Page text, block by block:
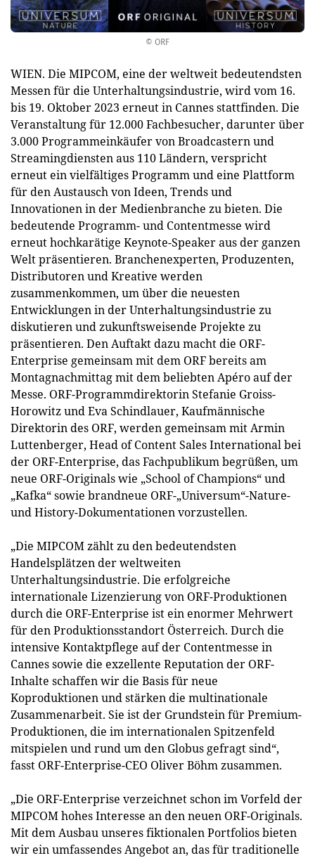
© ORF
WIEN. Die MIPCOM, eine der weltweit bedeutendsten
Messen für die Unterhaltungsindustrie, wird vom 16.
bis 19. Oktober 2023 erneut in Cannes stattfinden. Die
Veranstaltung für 12.000 Fachbesucher, darunter über
3.000 Programmeinkäufer von Broadcastern und
Streamingdiensten aus 110 Ländern, verspricht
erneut ein vielfältiges Programm und eine Plattform
für den Austausch von Ideen, Trends und
Innovationen in der Medienbranche zu bieten. Die
bedeutende Programm- und Contentmesse wird
erneut hochkarätige Keynote-Speaker aus der ganzen
Welt präsentieren. Branchenexperten, Produzenten,
Distributoren und Kreative werden
zusammenkommen, um über die neuesten
Entwicklungen in der Unterhaltungsindustrie zu
diskutieren und zukunftsweisende Projekte zu
präsentieren. Den Auftakt dazu macht die ORF-
Enterprise gemeinsam mit dem ORF bereits am
Montagnachmittag mit dem beliebten Apéro auf der
Messe. ORF-Programmdirektorin Stefanie Groiss-
Horowitz und Eva Schindlauer, Kaufmännische
Direktorin des ORF, werden gemeinsam mit Armin
Luttenberger, Head of Content Sales International bei
der ORF-Enterprise, das Fachpublikum begrüßen, um
neue ORF-Originals wie „School of Champions“ und
„Kafka“ sowie brandneue ORF-„Universum“-Nature-
und History-Dokumentationen vorzustellen.
„Die MIPCOM zählt zu den bedeutendsten
Handelsplätzen der weltweiten
Unterhaltungsindustrie. Die erfolgreiche
internationale Lizenzierung von ORF-Produktionen
durch die ORF-Enterprise ist ein enormer Mehrwert
für den Produktionsstandort Österreich. Durch die
intensive Kontaktpflege auf der Contentmesse in
Cannes sowie die exzellente Reputation der ORF-
Inhalte schaffen wir die Basis für neue
Koproduktionen und stärken die multinationale
Zusammenarbeit. Sie ist der Grundstein für Premium-
Produktionen, die im internationalen Spitzenfeld
mitspielen und rund um den Globus gefragt sind“,
fasst ORF-Enterprise-CEO Oliver Böhm zusammen.
„Die ORF-Enterprise verzeichnet schon im Vorfeld der
MIPCOM hohes Interesse an den neuen ORF-Originals.
Mit dem Ausbau unseres fiktionalen Portfolios bieten
wir ein umfassendes Angebot an, das für traditionelle